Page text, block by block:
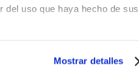
del uso que haya hecho de sus
Mostrar detalles